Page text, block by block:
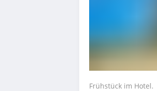
Frühstück im Hotel.